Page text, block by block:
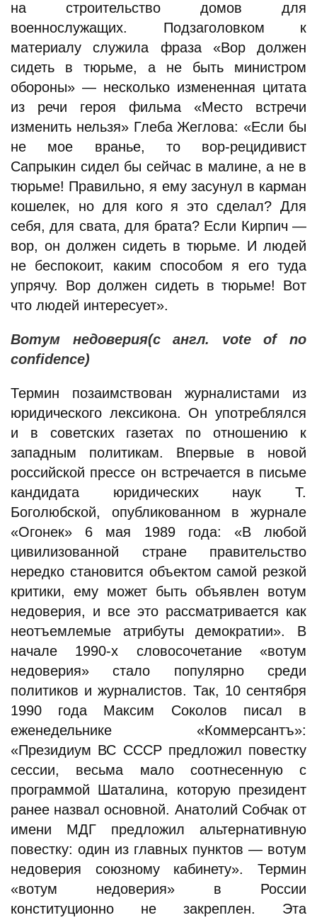
на строительство домов для
военнослужащих. Подзаголовком к
материалу служила фраза «Вор должен
сидеть в тюрьме, а не быть министром
обороны» — несколько измененная цитата
из речи героя фильма «Место встречи
изменить нельзя» Глеба Жеглова: «Если бы
не мое вранье, то вор-рецидивист
Сапрыкин сидел бы сейчас в малине, а не в
тюрьме! Правильно, я ему засунул в карман
кошелек, но для кого я это сделал? Для
себя, для свата, для брата? Если Кирпич —
вор, он должен сидеть в тюрьме. И людей
не беспокоит, каким способом я его туда
упрячу. Вор должен сидеть в тюрьме! Вот
что людей интересует».
Вотум недоверия(с англ. vote of no
confidence)
Термин позаимствован журналистами из
юридического лексикона. Он употреблялся
и в советских газетах по отношению к
западным политикам. Впервые в новой
российской прессе он встречается в письме
кандидата юридических наук Т.
Боголюбской, опубликованном в журнале
«Огонек» 6 мая 1989 года: «В любой
цивилизованной стране правительство
нередко становится объектом самой резкой
критики, ему может быть объявлен вотум
недоверия, и все это рассматривается как
неотъемлемые атрибуты демократии». В
начале 1990-х словосочетание «вотум
недоверия» стало популярно среди
политиков и журналистов. Так, 10 сентября
1990 года Максим Соколов писал в
еженедельнике «Коммерсантъ»:
«Президиум ВС СССР предложил повестку
сессии, весьма мало соотнесенную с
программой Шаталина, которую президент
ранее назвал основной. Анатолий Собчак от
имени МДГ предложил альтернативную
повестку: один из главных пунктов — вотум
недоверия союзному кабинету». Термин
«вотум недоверия» в России
конституционно не закреплен. Эта